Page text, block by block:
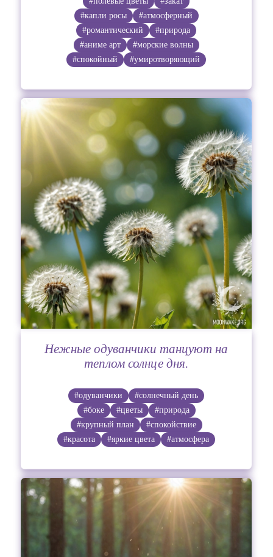
#капли росы
#атмосферный
#романтический
#природа
#аниме арт
#морские волны
#спокойный
#умиротворяющий
Нежные одуванчики танцуют на
теплом солнце дня.
#одуванчики
#солнечный день
#боке
#цветы
#природа
#крупный план
#спокойствие
#красота
#яркие цвета #атмосфера